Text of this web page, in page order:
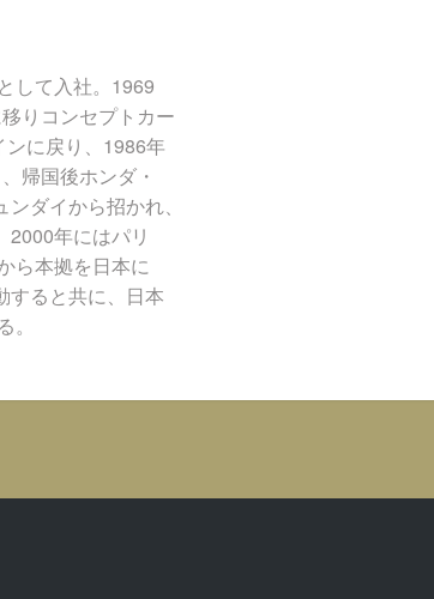
して入社。1969
りコンセプトカー
に戻り、1986年
帰国後ホンダ・
ダイから招かれ、
2000年にはパリ
ら本拠を日本に
すると共に、日本